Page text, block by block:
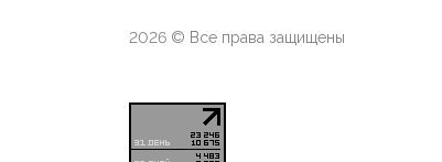
2026 © Все права защищены